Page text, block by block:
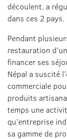
découlent, a
dans ces 2 pays.
Pendant
restauration
financer ses
Népal a suscité
commerciale
produits
temps une
qu’entreprise
sa gamme de